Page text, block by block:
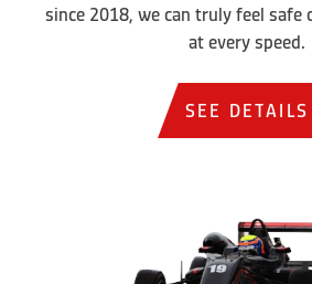
since 2018, we can truly feel safe
at every speed.
SEE DETAILS